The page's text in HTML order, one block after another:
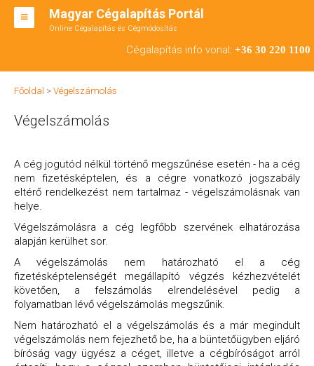
Magyar Cégalapítás Portál
Online Cégalapítás és Cégmódosítás
Cégalapítás info vonal: +36 30 220 1100
BT ALAPÍTÁS
CÉGMÓDOSÍTÁS
ÁTALAKULÁS
TEÁOR SZÁMOK '08
KAPCSOLAT
IRODÁK
Főoldal > Végelszámolás
Végelszámolás
A cég jogutód nélkül történő megszűnése esetén - ha a cég
nem fizetésképtelen, és a cégre vonatkozó jogszabály
eltérő rendelkezést nem tartalmaz - végelszámolásnak van
helye.
Végelszámolásra a cég legfőbb szervének elhatározása
alapján kerülhet sor.
A végelszámolás nem határozható el a cég
fizetésképtelenségét megállapító végzés kézhezvételét
követően, a felszámolás elrendelésével pedig a
folyamatban lévő végelszámolás megszűnik.
Nem határozható el a végelszámolás és a már megindult
végelszámolás nem fejezhető be, ha a büntetőügyben eljáró
bíróság vagy ügyész a céget, illetve a cégbíróságot arról